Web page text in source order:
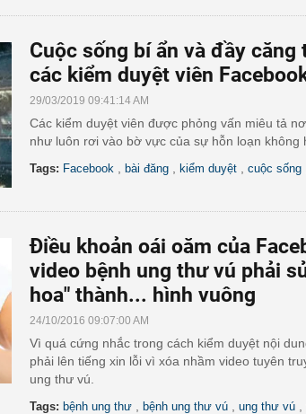
Cuộc sống bí ẩn và đầy căng
các kiểm duyệt viên
29/03/2019 09:41:14 AM
Các kiểm duyệt viên được phỏng vấn miêu tả
như luôn rơi vào bờ vực của sự hỗn loạn không
Tags: Facebook bài đăng kiểm duyệt cuộc sống
Điều khoản oái oăm của
video bệnh ung thư vú phải
hoa" thành... hình vuông
24/10/2016 09:07:00 AM
Vì quá cứng nhắc trong cách kiểm duyệt nội
phải lên tiếng xin lỗi vì xóa nhầm video tuyên
ung thư vú.
Tags: bệnh ung thư bệnh ung thư vú ung thư vú